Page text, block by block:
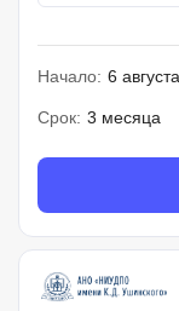
Начало: 6 августа
Срок: 3 месяца